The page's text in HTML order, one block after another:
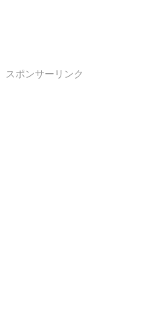
スポンサーリンク